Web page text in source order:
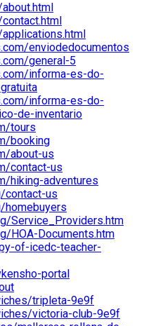
enviodedocumentos
general-5
informa-es-do-
informa-es-do-
de-inventario
tours
booking
about-us
contact-us
hiking-adventures
contact-us
homebuyers
Service_Providers.htm
HOA-Documents.htm
of-icedc-teacher-
portal
tripleta-9e9f
victoria-club-9e9f